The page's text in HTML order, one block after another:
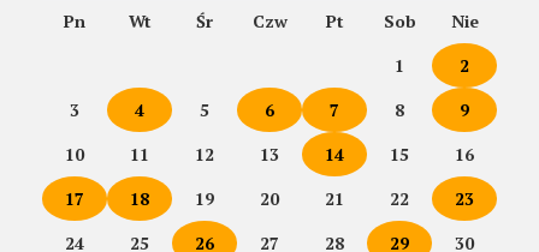
Pn Wt Śr Czw Pt Sob
Nie
1
2
3
4 5 6 7 8
9
10
11 12 13 14 15
16
17
18 19 20 21 22
23
24
25 26 27 28 29 30